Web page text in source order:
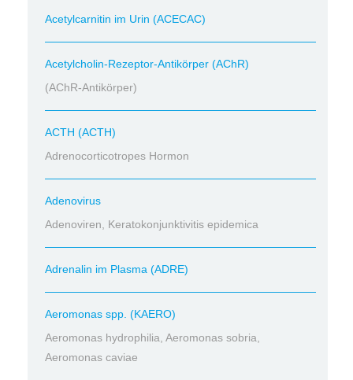
Acetylcarnitin im Urin (ACECAC)
Acetylcholin-Rezeptor-Antikörper (AChR)
(AChR-Antikörper)
ACTH (ACTH)
Adrenocorticotropes Hormon
Adenovirus
Adenoviren, Keratokonjunktivitis epidemica
Adrenalin im Plasma (ADRE)
Aeromonas spp. (KAERO)
Aeromonas hydrophilia, Aeromonas sobria,
Aeromonas caviae